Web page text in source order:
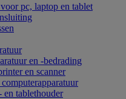
pc, laptop en tablet
en -bedrading
en scanner
en tablethouder